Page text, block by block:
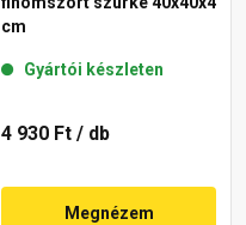
cm
Gyártói készleten
4 930 Ft / db
Megnézem